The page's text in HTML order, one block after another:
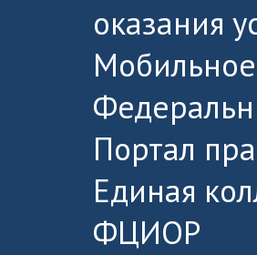
оказания
Портал
Единая
ФЦИОР